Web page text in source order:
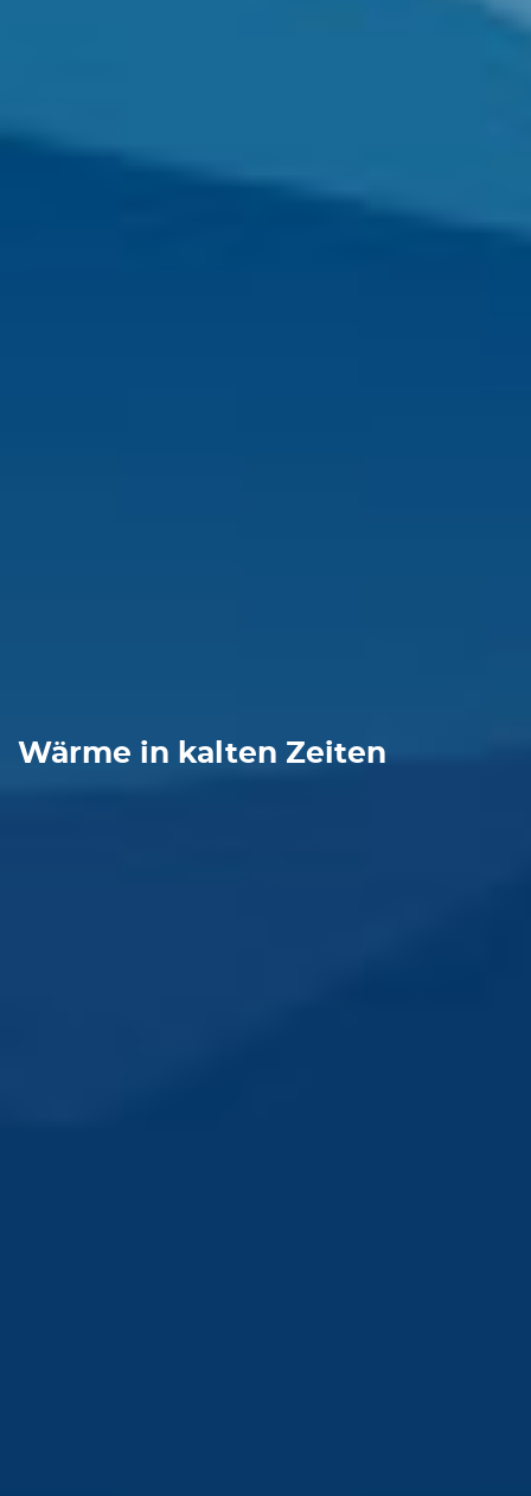
Wärme in kalten Zeiten